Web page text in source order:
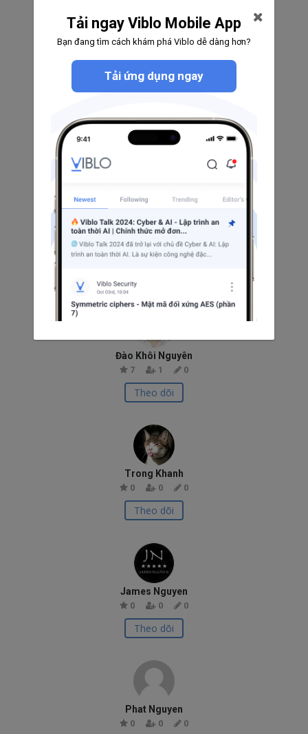
0 0
Theo dõi
Kien Nguyen
0
7 1 0
Đào Khôi Nguyên
7 1 0
Theo dõi
Trong Khanh
0 0 0
Theo dõi
James Nguyen
0 0 0
Theo dõi
Phat Nguyen
0 0 0
Tải ngay Viblo Mobile App
Bạn đang tìm cách khám phá Viblo dễ dàng hơn?
Tải ứng dụng ngay